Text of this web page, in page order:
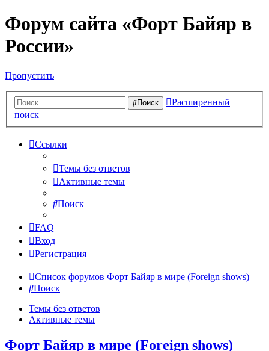
Форум сайта «Форт Байяр в
России»
Пропустить
Поиск
Расширенный
поиск
Ссылки
Темы без ответов
Активные темы
Поиск
FAQ
Вход
Регистрация
Список форумов Форт Байяр в мире (Foreign shows)
Поиск
Темы без ответов
Активные темы
Форт Байяр в мире (Foreign shows)